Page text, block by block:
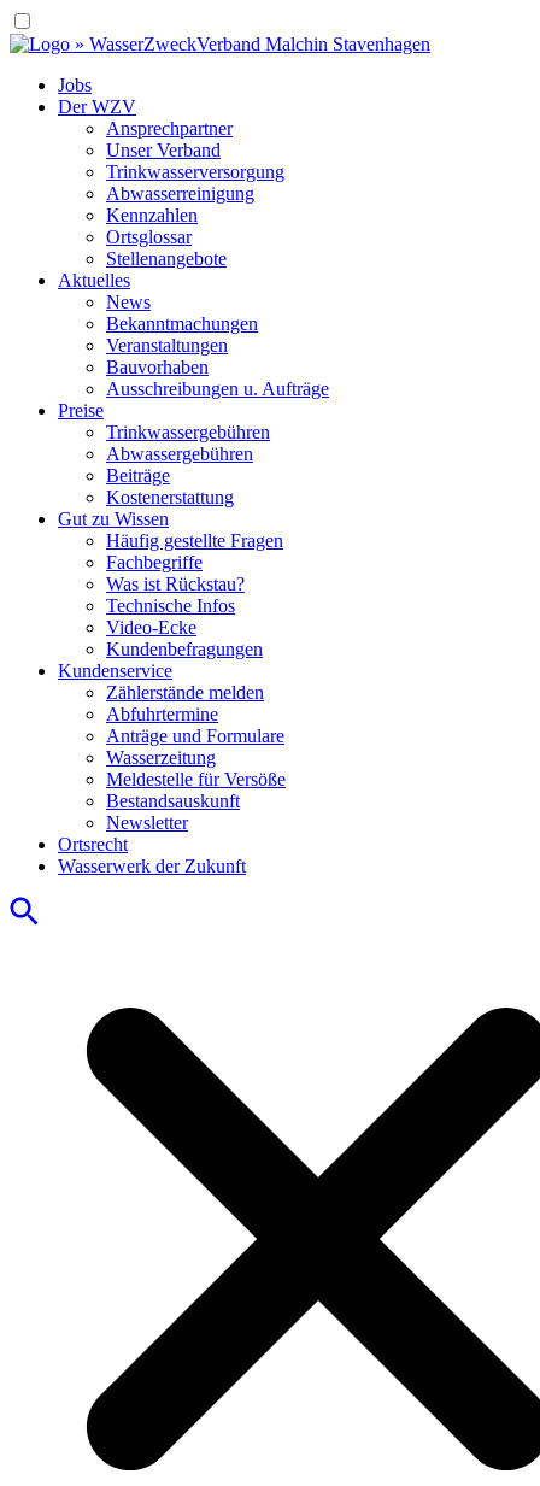
Jobs
Der WZV
Ansprechpartner
Unser Verband
Trinkwasser­versorgung
Abwasserreinigung
Kennzahlen
Ortsglossar
Stellenangebote
Aktuelles
News
Bekanntmachungen
Veranstaltungen
Bauvorhaben
Ausschreibungen u. Aufträge
Preise
Trinkwassergebühren
Abwassergebühren
Beiträge
Kostenerstattung
Gut zu Wissen
Häufig gestellte Fragen
Fachbegriffe
Was ist Rückstau?
Technische Infos
Video-Ecke
Kundenbefragungen
Kundenservice
Zählerstände melden
Abfuhrtermine
Anträge und Formulare
Wasserzeitung
Meldestelle für Versöße
Bestandsauskunft
Newsletter
Ortsrecht
Wasserwerk der Zukunft